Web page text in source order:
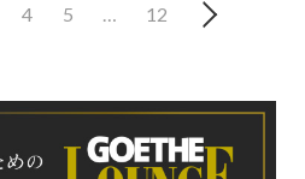
4 5 … 12